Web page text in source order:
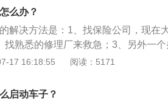
，踩住离合器不放，开始推车，当车
，车子就发动起来。
辆的情况有很大关系，在车辆发电机
可以使用3年以上。汽车电池分为普
么办？
解决方法是：1、找保险公司，现在
找熟悉的修理厂来救急；3、另外一
上有电瓶线，可以求助过往的车辆帮
分为红色和黑色，把红色线的一头接
17 16:18:55 阅读：5171
启动车子？